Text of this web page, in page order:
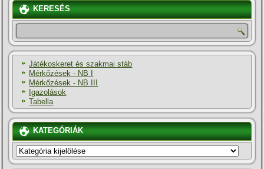
KERESÉS
Játékoskeret és szakmai stáb
Mérkőzések - NB I
Mérkőzések - NB III
Igazolások
Tabella
KATEGÓRIÁK
KATEGÓRIÁK